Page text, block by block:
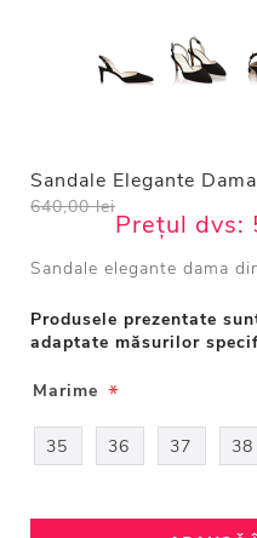
Sandale Elegante
640,00 lei
Prețul dvs:
Sandale elegante dama
Produsele prezentate
adaptate măsurilor
Marime *
35 36 37 38